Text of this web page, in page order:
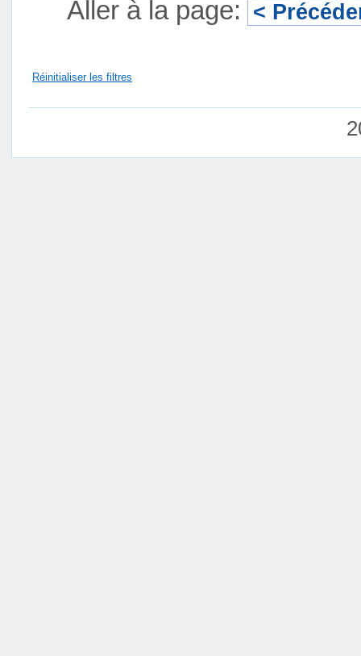
Aller à la page: <
Réinitialiser les filtres